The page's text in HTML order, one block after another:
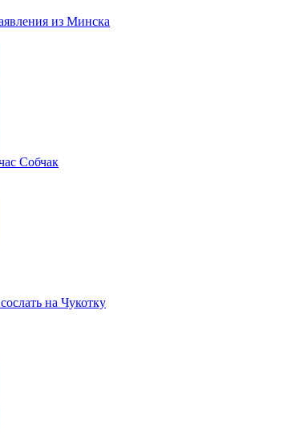
из Минска
Собчак
на Чукотку